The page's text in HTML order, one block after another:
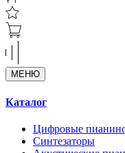
МЕНЮ
Каталог
Цифровые
Синтезаторы